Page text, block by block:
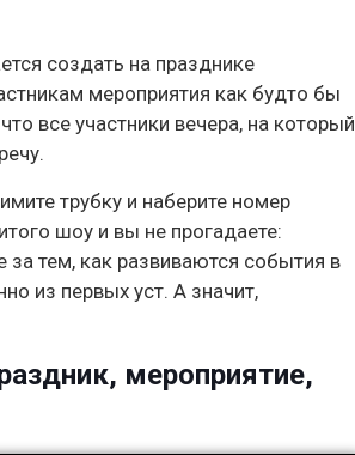
создать на празднике
мероприятия как будто бы
все участники вечера, на который
трубку и наберите номер
шоу и вы не прогадаете:
тем, как развиваются события в
из первых уст. А значит,
мероприятие,